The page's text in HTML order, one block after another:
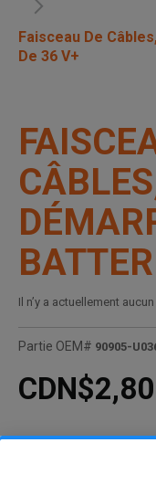
Faisceau De
De 36 V+
Il n’y a actuellement
Partie OEM# 90905-